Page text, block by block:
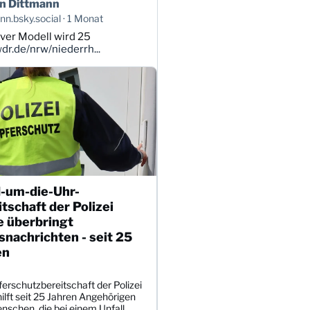
Dittmann
1 Monat
Modell wird 25
nrw/niederrh...
um-die-Uhr-
der Polizei
überbringt
- seit 25
der Polizei
seit 25 Jahren Angehörigen